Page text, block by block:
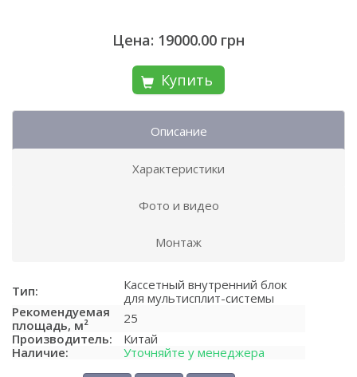
Цена: 19000.00 грн
Купить
Описание
Характеристики
Фото и видео
Монтаж
Тип:
Кассетный внутренний блок
для мультисплит-системы
Рекомендуемая
площадь, м²
25
Производитель:
Китай
Наличие:
Уточняйте у менеджера